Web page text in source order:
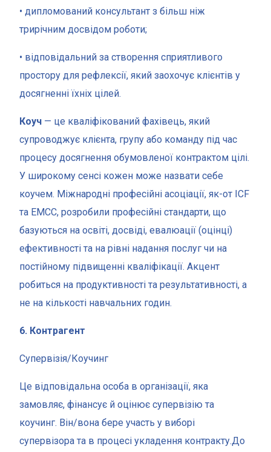
• дипломований консультант з більш ніж
трирічним досвідом роботи;
• відповідальний за створення сприятливого
простору для рефлексії, який заохочує клієнтів у
досягненні їхніх цілей.
Коуч — це кваліфікований фахівець, який
супроводжує клієнта, групу або команду під час
процесу досягнення обумовленої контрактом цілі.
У широкому сенсі кожен може назвати себе
коучем. Міжнародні професійні асоціації, як-от ICF
та EMCC, розробили професійні стандарти, що
базуються на освіті, досвіді, евалюації (оцінці)
ефективності та на рівні надання послуг чи на
постійному підвищенні кваліфікації. Акцент
робиться на продуктивності та результативності, а
не на кількості навчальних годин.
6. Контрагент
Супервізія/Коучинг
Це відповідальна особа в організації, яка
замовляє, фінансує й оцінює супервізію та
коучинг. Він/вона бере участь у виборі
супервізора та в процесі укладення контракту.До